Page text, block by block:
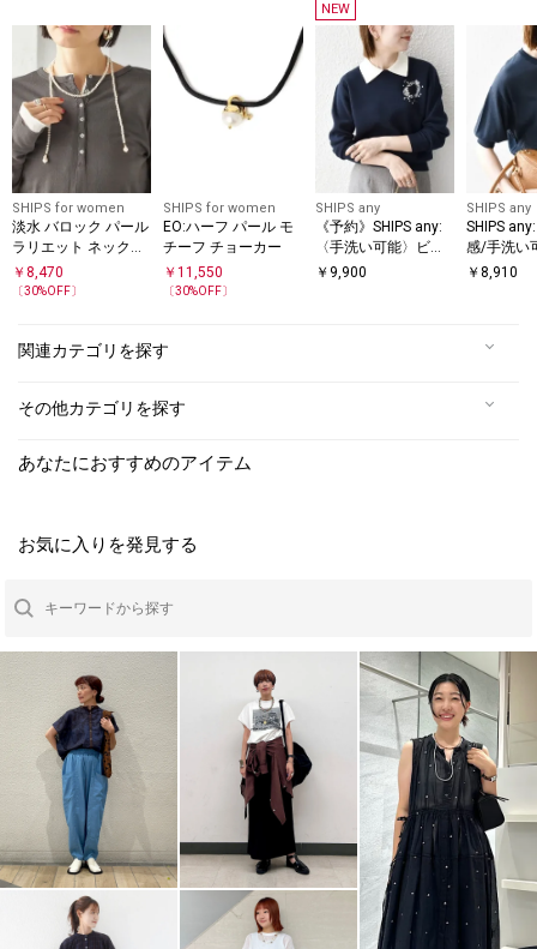
SHIPS for women
淡水 バロック パール
ラリエット ネックレ
ス
￥ 8,470
〔30%OFF〕
SHIPS for women
EO:ハーフ パール モ
チーフ チョーカー
￥11,550
〔30%OFF〕
NEW
SHIPS any
《予約》SHIPS any:
〈手洗い可能〉ビジ
ュー バイカラー コン
￥ 9,900
SHIPS any
SHIPS
感/手洗い
ュー ヘン
￥8,910
関連カテゴリを探す
その他カテゴリを探す
あなたにおすすめのアイテム
お気に入りを発見する